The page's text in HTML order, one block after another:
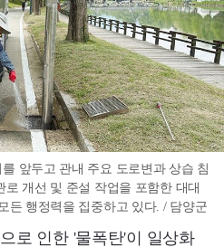
앞두고 관내 주요 도로변과 상습 침
개선 및 준설 작업을 포함한 대대
든 행정력을 집중하고 있다. / 담양군
로 인한 '물폭탄'이 일상화